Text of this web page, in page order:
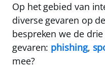
Op het gebied van
diverse gevaren op
bespreken we de
gevaren: phishing,
mee?